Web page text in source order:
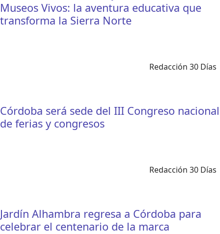
Museos Vivos: la aventura educativa que
transforma la Sierra Norte
Redacción 30 Días
Córdoba será sede del III Congreso nacional
de ferias y congresos
Redacción 30 Días
Jardín Alhambra regresa a Córdoba para
celebrar el centenario de la marca